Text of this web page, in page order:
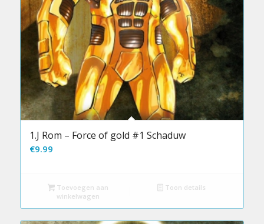
1.J Rom – Force of gold #1 Schaduw
€9.99
Toevoegen aan
winkelwagen
Toon details